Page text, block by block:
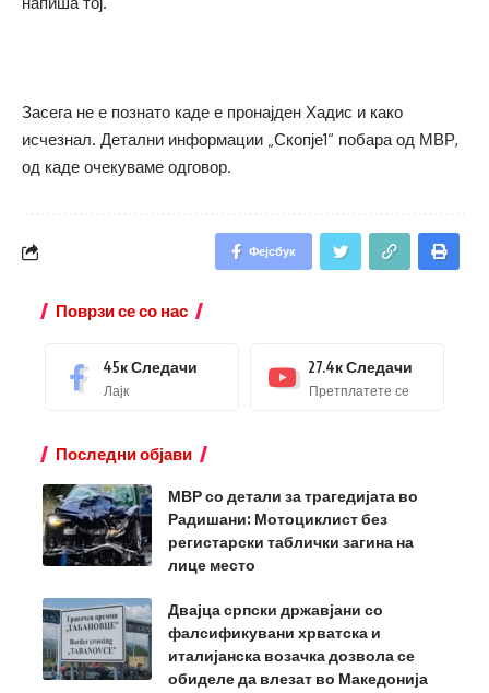
Засега не е познато каде е пронајден Хадис и како
исчезнал. Детални информации „Скопје1“ побара од МВР,
од каде очекуваме одговор.
Фејсбук
Поврзи се со нас
45кСледачи
Лајк
27.4кСледачи
Претплатете се
Последни објави
МВР со детали за трагедијата во
Радишани: Мотоциклист без
регистарски таблички загина на
лице место
Двајца српски државјани со
фалсификувани хрватска и
италијанска возачка дозвола се
обиделе да влезат во Македонија